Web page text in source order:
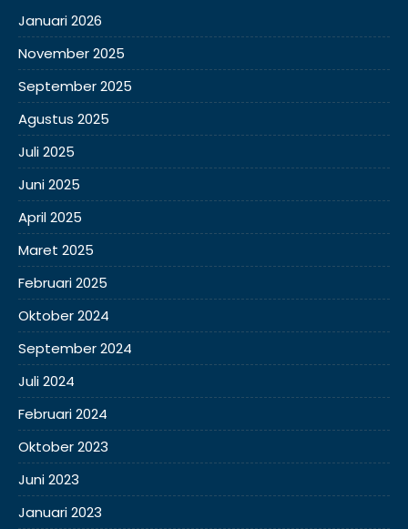
Januari 2026
November 2025
September 2025
Agustus 2025
Juli 2025
Juni 2025
April 2025
Maret 2025
Februari 2025
Oktober 2024
September 2024
Juli 2024
Februari 2024
Oktober 2023
Juni 2023
Januari 2023